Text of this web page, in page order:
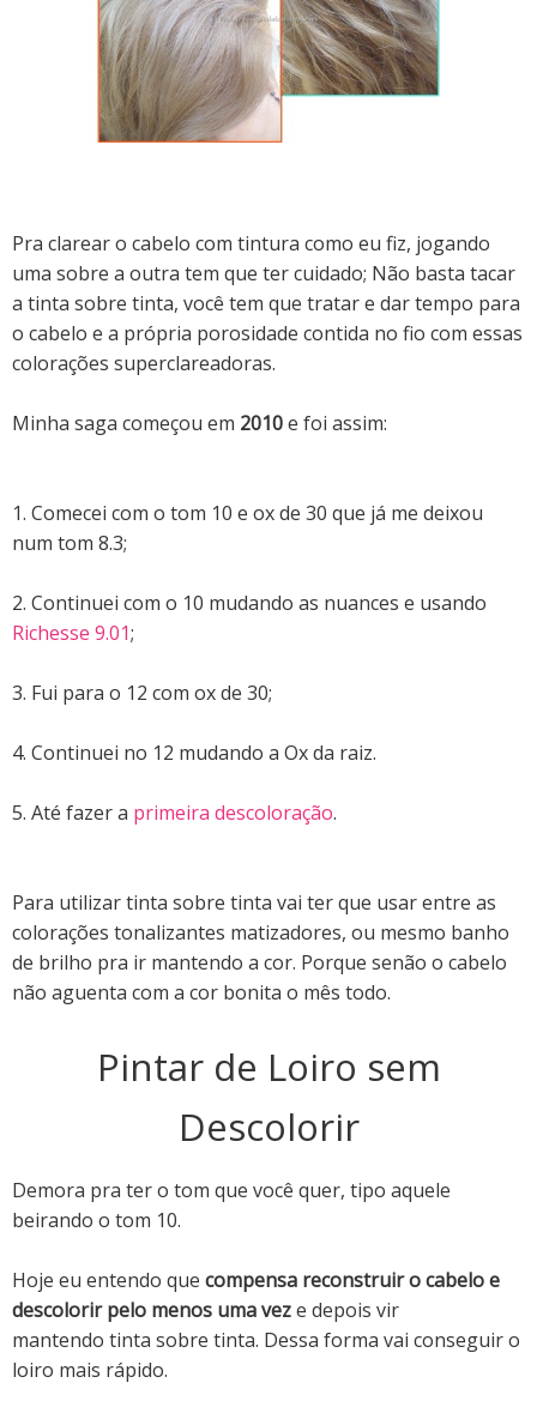
Pra clarear o cabelo com tintura como eu fiz, jogando
uma sobre a outra tem que ter cuidado; Não basta tacar
a tinta sobre tinta, você tem que tratar e dar tempo para
o cabelo e a própria porosidade contida no fio com essas
colorações superclareadoras.
Minha saga começou em 2010e foi assim:
1. Comecei com o tom 10 e ox de 30 que já me deixou
num tom 8.3;
2. Continuei com o 10 mudando as nuances e usando
Richesse 9.01;
3. Fui para o 12 com ox de 30;
4. Continuei no 12 mudando a Ox da raiz.
5. Até fazer a primeira descoloração.
Para utilizar tinta sobre tinta vai ter que usar entre as
colorações tonalizantes matizadores, ou mesmo banho
de brilho pra ir mantendo a cor. Porque senão o cabelo
não aguenta com a cor bonita o mês todo.
Pintar de Loiro sem
Descolorir
Demora pra ter o tom que você quer, tipo aquele
beirando o tom 10.
Hoje eu entendo que compensa reconstruir o cabelo e
descolorir pelo menos uma veze depois vir
mantendo tinta sobre tinta. Dessa forma vai conseguir o
loiro mais rápido.